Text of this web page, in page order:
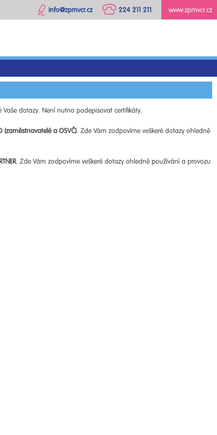
www.zpmvcr.cz
224 211 211
info@zpmvcr.cz
dotazy. Není nutno podepisovat certifikáty.
(zaměstnavatelé a OSVČ). Zde Vám zodpovíme veškeré dotazy ohledně
. Zde Vám zodpovíme veškeré dotazy ohledně používání a provozu